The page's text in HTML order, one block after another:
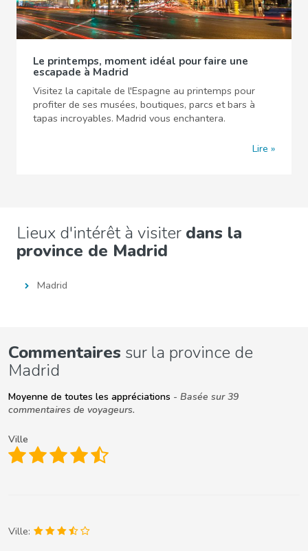
Le printemps, moment idéal pour faire une
escapade à Madrid
Visitez la capitale de l'Espagne au printemps pour
profiter de ses musées, boutiques, parcs et bars à
tapas incroyables. Madrid vous enchantera.
Lire
Lieux d'intérêt à visiter dans la
province de Madrid
Madrid
Commentaires sur la province de
Madrid
Moyenne de toutes les appréciations - Basée sur 39
commentaires de voyageurs.
Ville
Ville: